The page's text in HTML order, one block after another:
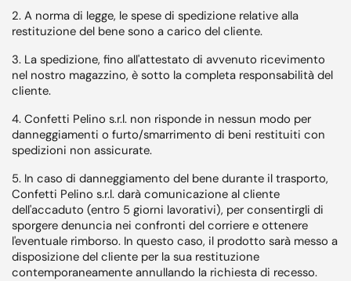
2. A norma di legge, le spese di spedizione relative alla
restituzione del bene sono a carico del cliente.
3. La spedizione, fino all'attestato di avvenuto ricevimento
nel nostro magazzino, è sotto la completa responsabilità del
cliente.
4. Confetti Pelino s.r.l. non risponde in nessun modo per
danneggiamenti o furto/smarrimento di beni restituiti con
spedizioni non assicurate.
5. In caso di danneggiamento del bene durante il trasporto,
Confetti Pelino s.r.l. darà comunicazione al cliente
dell'accaduto (entro 5 giorni lavorativi), per consentirgli di
sporgere denuncia nei confronti del corriere e ottenere
l'eventuale rimborso. In questo caso, il prodotto sarà messo a
disposizione del cliente per la sua restituzione
contemporaneamente annullando la richiesta di recesso.